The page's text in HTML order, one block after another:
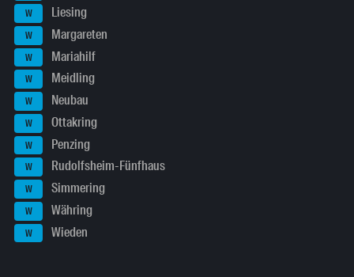
W Liesing
W Margareten
W Mariahilf
W Meidling
W Neubau
W Ottakring
W Penzing
W Rudolfsheim-Fünfhaus
W Simmering
W Währing
W Wieden